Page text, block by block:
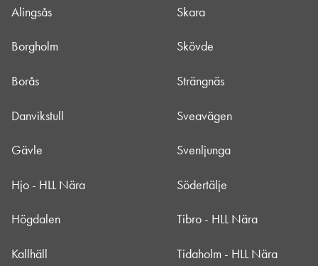
Alingsås
Borgholm
Borås
Danvikstull
Gävle
Hjo - HLL Nära
Högdalen
Kallhäll
Skara
Skövde
Strängnäs
Sveavägen
Svenljunga
Södertälje
Tibro - HLL Nära
Tidaholm - HLL Nära